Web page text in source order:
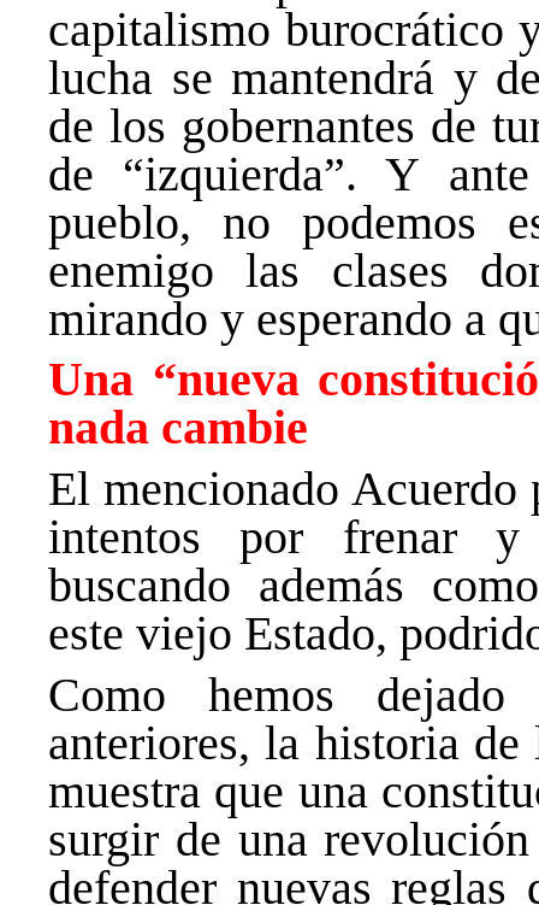
capitalismo burocrático
lucha se mantendrá y
de los gobernantes de
de “izquierda”. Y
pueblo, no podemos
enemigo las clases
mirando y esperando a
Una “nueva
nada cambie
El mencionado Acuerdo
intentos por frenar
buscando además
este viejo Estado,
Como hemos
anteriores, la historia
muestra que una
surgir de una
defender nuevas reglas